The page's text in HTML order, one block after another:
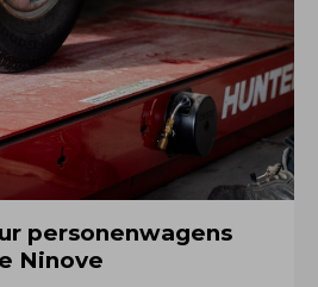
personenwagens
Ninove